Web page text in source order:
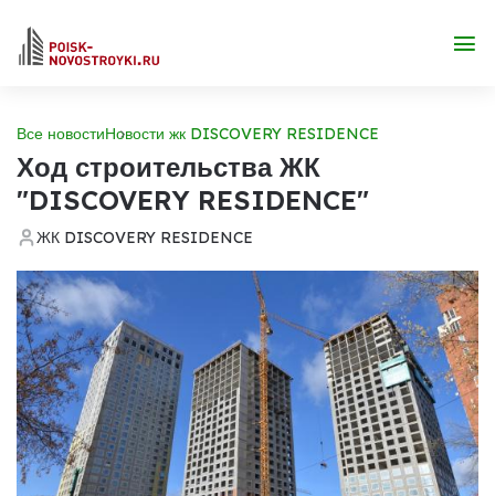
Все новостиНовости жк DISCOVERY RESIDENCE
Ход строительства ЖК
"DISCOVERY RESIDENCE"
ЖК DISCOVERY RESIDENCE